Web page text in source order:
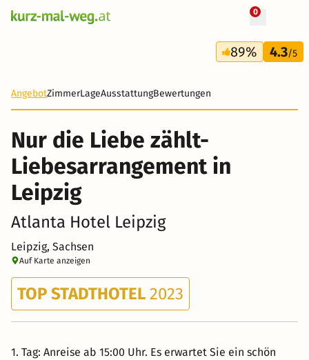
0
3 Tage
149 €
+ 34 Fotos
89% 4.3/5
AngebotZimmerLageAusstattungBewertungen
Nur die Liebe zählt-
Liebesarrangement in
Leipzig
Atlanta Hotel Leipzig
Leipzig, Sachsen
Auf Karte anzeigen
TOP STADTHOTEL 2023
1. Tag: Anreise ab 15:00 Uhr. Es erwartet Sie ein schön